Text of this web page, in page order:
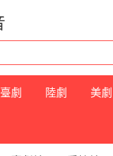
臺劇 陸劇 美劇